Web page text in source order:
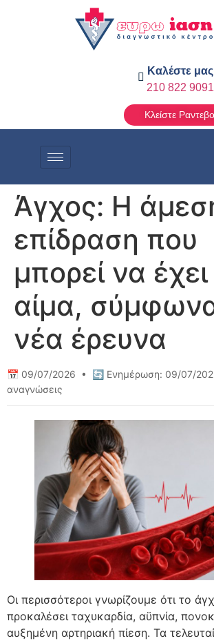
Καλέστε μας
210 822 9091
Κλείστε
Άγχος: Η
επίδραση που
μπορεί να
αίμα,
νέα έρευνα
📅 09/07/2026 • 🔄 Ενημέρωση: 09/07/
αναγνώσεις
Οι περισσότεροι γνωρίζουμε ότι το
προκαλέσει ταχυκαρδία, αϋπνία,
αυξημένη αρτηριακή πίεση. Τα